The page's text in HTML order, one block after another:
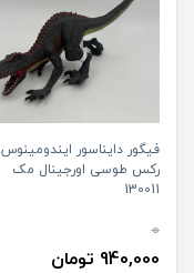
فیگور دایناسور ایندومینوس
رکس طوسی اورجینال مک
130011
0
940,000 تومان